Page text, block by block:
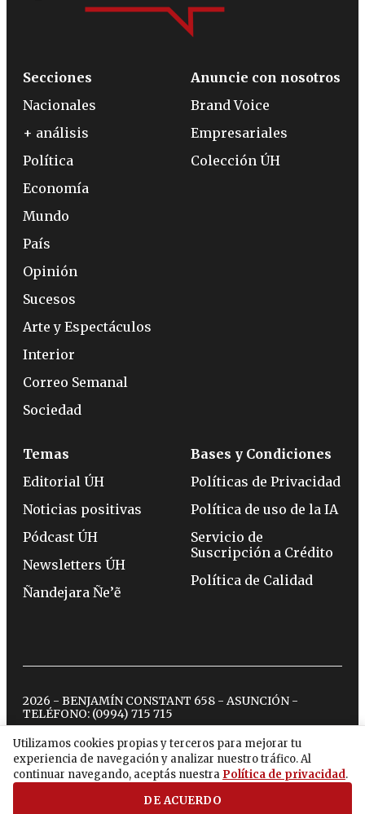
Utilizamos cookies propias y terceros para mejorar tu
experiencia de navegación y analizar nuestro tráfico. Al
continuar navegando, aceptás nuestra Política de privacidad.
DE ACUERDO
Secciones
Nacionales
+ análisis
Política
Economía
Mundo
País
Opinión
Sucesos
Arte y Espectáculos
Interior
Correo Semanal
Sociedad
Anuncie con nosotros
Brand Voice
Empresariales
Colección ÚH
Temas
Editorial ÚH
Noticias positivas
Pódcast ÚH
Newsletters ÚH
Ñandejara Ñe’ẽ
Bases y Condiciones
Políticas de Privacidad
Política de uso de la IA
Servicio de
Suscripción a Crédito
Política de Calidad
2026 - BENJAMÍN CONSTANT 658 - ASUNCIÓN -
TELÉFONO: (0994) 715 715
twitterinstagram
facebook
tiktokyoutubespotify